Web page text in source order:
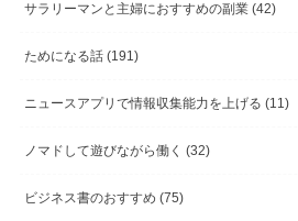
サラリーマンと主婦におすすめの副業 (42)
ためになる話 (191)
ニュースアプリで情報収集能力を上げる (11)
ノマドして遊びながら働く (32)
ビジネス書のおすすめ (75)